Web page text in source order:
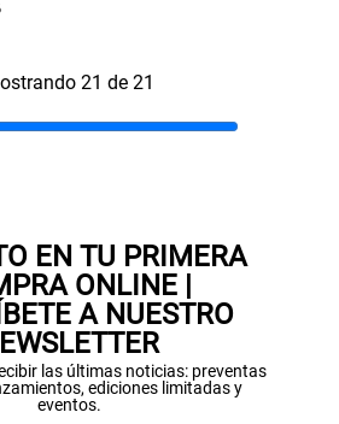
21 de 21
EN TU PRIMERA
ONLINE |
A NUESTRO
las últimas noticias: preventas
ediciones limitadas y
eventos.